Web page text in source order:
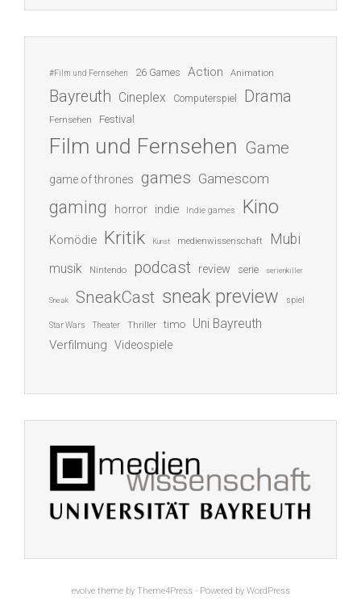
#Film und Fernsehen 26 Games Action Animation
Bayreuth Cineplex Computerspiel Drama
Fernsehen Festival
Film und Fernsehen Game
game of thrones games Gamescom
gaming horror indie Indie games Kino
Komödie Kritik Kunst medienwissenschaft Mubi
musik Nintendo podcast review serie serienkiller
Sneak SneakCast sneak preview spiel
Star Wars Theater Thriller timo Uni Bayreuth
Verfilmung Videospiele
evolvetheme by Theme4Press - Powered by WordPress